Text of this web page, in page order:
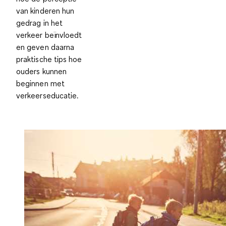
van kinderen hun
gedrag in het
verkeer beïnvloedt
en geven daarna
praktische tips hoe
ouders kunnen
beginnen met
verkeerseducatie.